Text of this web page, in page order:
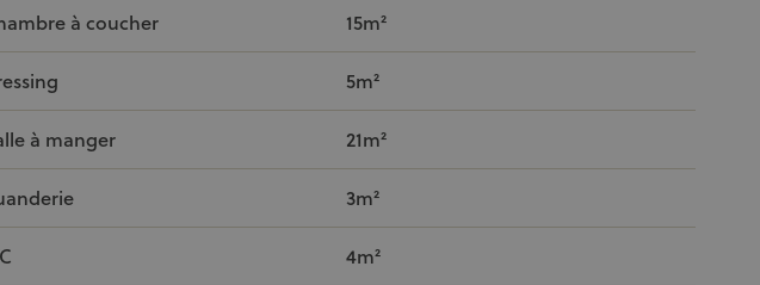
à coucher 15m²
5m²
à manger 21m²
3m²
4m²